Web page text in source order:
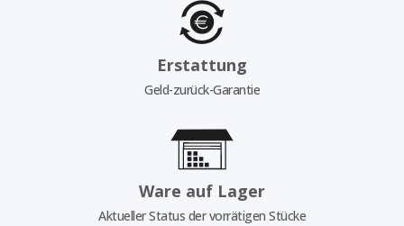
Erstattung
Geld-zurück-Garantie
Ware auf Lager
Aktueller Status der vorrätigen Stücke